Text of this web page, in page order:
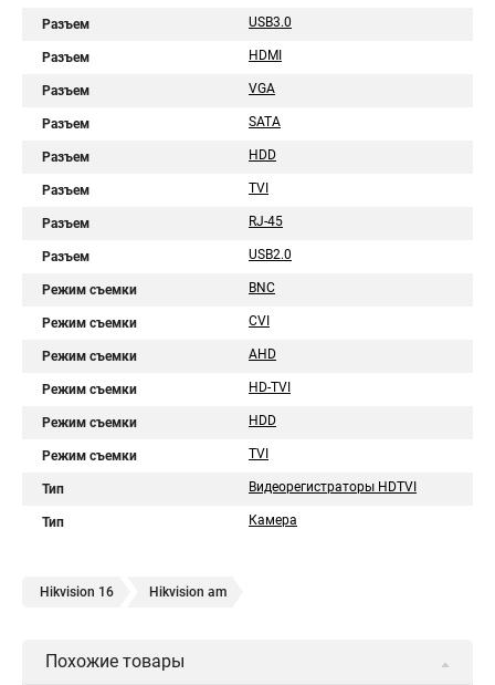
Разъем USB3.0
Разъем HDMI
Разъем VGA
Разъем SATA
Разъем HDD
Разъем TVI
Разъем RJ-45
Разъем USB2.0
Режим съемки BNC
Режим съемки CVI
Режим съемки AHD
Режим съемки HD-TVI
Режим съемки HDD
Режим съемки TVI
Тип Видеорегистраторы HDTVI
Тип Камера
Hikvision 16 Hikvision am
Похожие товары